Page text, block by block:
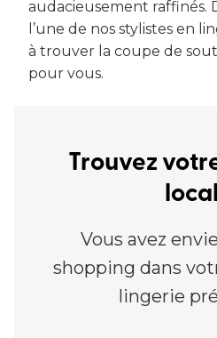
audacieusement raffinés.
l’une de nos stylistes en
à trouver la coupe de
pour vous.
Trouvez
Vous avez
shopping dans
lingerie